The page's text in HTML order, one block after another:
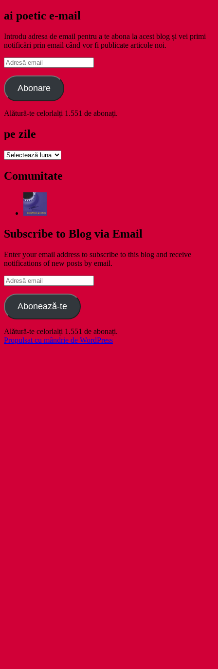
ai poetic e-mail
Introdu adresa de email pentru a te abona la acest blog și vei primi
notificări prin email când vor fi publicate articole noi.
Adresă
email
Abonare
Alătură-te celorlalți 1.551 de abonați.
pe zile
pe
Comunitate
Subscribe to Blog via Email
Enter your email address to subscribe to this blog and receive
notifications of new posts by email.
Adresă
email
Abonează-te
Alătură-te celorlalți 1.551 de abonați.
Propulsat cu mândrie de WordPress